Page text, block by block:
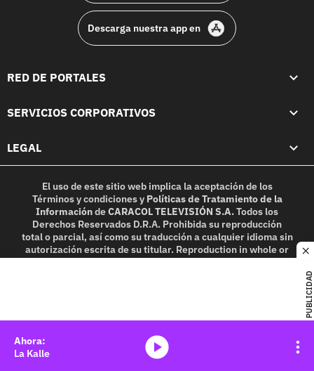
PUBLICIDAD
Descarga nuestra app en
RED DE PORTALES
SERVICIOS CORPORATIVOS
LEGAL
El uso de este sitio web implica la aceptación de los
Términos y condicionesy Políticas de Tratamiento de la
InformacióndeCARACOL TELEVISIÓN S.A.Todos los
Derechos Reservados D.R.A. Prohibida su reproducción
total o parcial, así como su traducción a cualquier idioma sin
autorización escrita de su titular. Reproduction in whole or
in part, or translation without written permission is
La Kalle